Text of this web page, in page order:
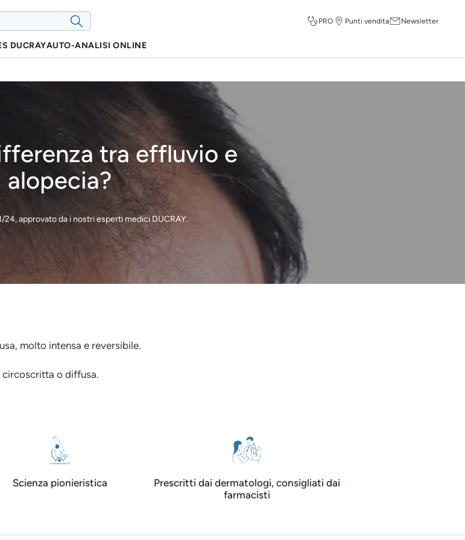
PRO Punti vendita Newsletter
DUCRAYAUTO-ANALISI ONLINE
tra effluvio e
alopecia?
24, approvato da i nostri esperti medici DUCRAY.
molto intensa e reversibile.
circoscritta o diffusa.
Scienza pionieristica
Prescritti dai dermatologi, consigliati dai
farmacisti